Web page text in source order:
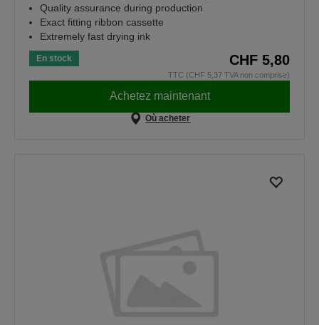
Quality assurance during production
Exact fitting ribbon cassette
Extremely fast drying ink
En stock CHF 5,80
TTC (CHF 5,37 TVA non comprise)
Achetez maintenant
Où acheter